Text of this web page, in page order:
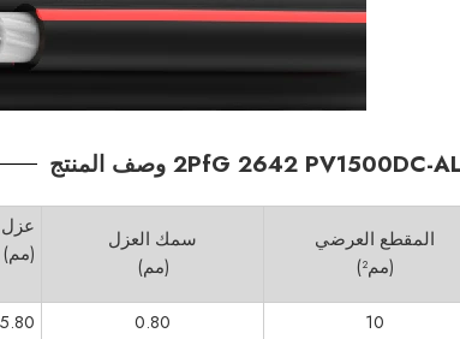
المقطع العرضي
(مم²)
سمك العزل
(مم)
عزل OD
(مم)
10
0.80
5.80